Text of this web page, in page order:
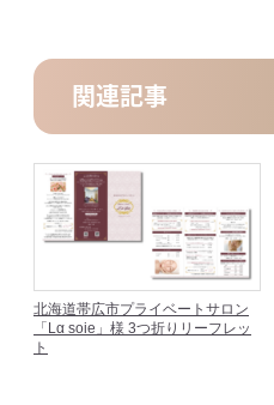
関連記事
北海道帯広市プライベートサロン
「Lα soie」様 3つ折りリーフレッ
ト